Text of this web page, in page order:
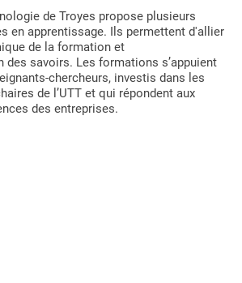
de Troyes propose plusieurs
en apprentissage. Ils permettent d'allier
de la formation et
savoirs. Les formations s’appuient
chercheurs, investis dans les
de l’UTT et qui répondent aux
des entreprises.